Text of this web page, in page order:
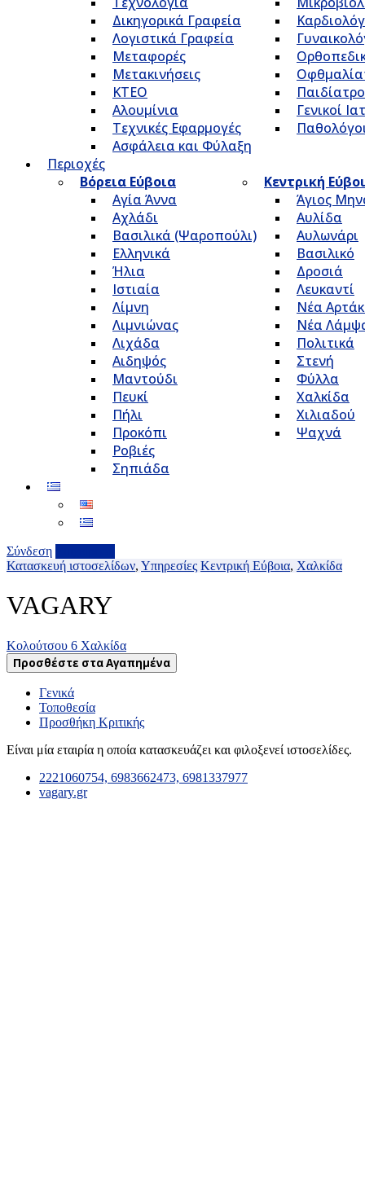
Δικηγορικά Γραφεία
Λογιστικά Γραφεία
Μεταφορές
Μετακινήσεις
ΚΤΕΟ
Αλουμίνια
Τεχνικές Εφαρμογές
Ασφάλεια και Φύλαξη
Γενικοί
Περιοχές
Βόρεια Εύβοια
Αγία Άννα
Αχλάδι
Βασιλικά (Ψαροπούλι)
Ελληνικά
Ήλια
Ιστιαία
Λίμνη
Λιμνιώνας
Λιχάδα
Αιδηψός
Μαντούδι
Πευκί
Πήλι
Προκόπι
Ροβιές
Σηπιάδα
Κεντρική
Άγιος
Αυλίδα
Αυλωνάρι
Βασιλικό
Δροσιά
Λευκαντί
Νέα
Νέα
Πολιτικά
Στενή
Φύλλα
Χαλκίδα
Χιλιαδού
Ψαχνά
Σύνδεση
Κατασκευή ιστοσελίδων, Υπηρεσίες Κεντρική Εύβοια, Χαλκίδα
VAGARY
Κολούτσου 6 Χαλκίδα
Προσθέστε στα Αγαπημένα
Γενικά
Τοποθεσία
Προσθήκη Κριτικής
Είναι μία εταιρία η οποία κατασκευάζει και φιλοξενεί ιστοσελίδες.
2221060754, 6983662473, 6981337977
vagary.gr